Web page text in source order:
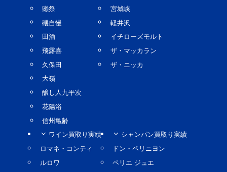
獺祭
磯自慢
田酒
飛露喜
久保田
大嶺
醸し人九平次
花陽浴
信州亀齢
宮城峡
軽井沢
イチローズモルト
ザ・マッカラン
ザ・ニッカ
ワイン買取り実績
ロマネ・コンティ
ルロワ
シャンパン買取り実績
ドン・ペリニヨン
ペリエ ジュエ